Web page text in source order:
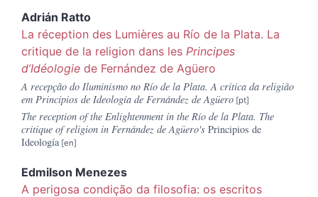
Adrián Ratto
La réception des Lumières au Río de la Plata. La
critique de la religion dans les Principes
d’Idéologie de Fernández de Agüero
A recepção do Iluminismo no Río de la Plata. A crítica da religião
em Principios de Ideología de Fernández de Agüero
The reception of the Enlightenment in the Río de la Plata. The
critique of religion in Fernández de Agüero's Principios de
Ideología
Edmilson Menezes
A perigosa condição da filosofia: os escritos